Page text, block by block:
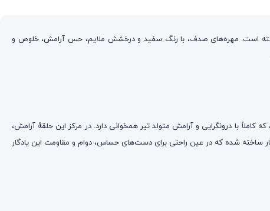
است. مهره‌های صدف، با رنگ سفید و درخشش ملایم، حس آرامش، خلوص و
با درونگرایی و آرامش متولد تیر همخوانی دارد. در مرکز این حلقهٔ آرامش،
با جزئیات کامل پنجه‌ها، توسط ورق طلای ۲۴ عیار خالص روکش شده و درخشش آن، یادآور نور ماه بر سطح اقیانوس است. قالب نماد، از استیل 316 عیار ساخته شده که در عین راحتی برای دست‌های حساس، دوام و مقاومت این یادگار